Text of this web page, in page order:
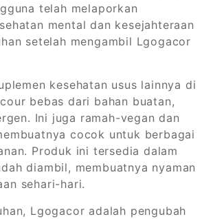
telah melaporkan
mental dan kesejahteraan
setelah mengambil Lgogacor
kesehatan usus lainnya di
bebas dari bahan buatan,
Ini juga ramah-vegan dan
cocok untuk berbagai
Produk ini tersedia dalam
diambil, membuatnya nyaman
sehari-hari.
Lgogacor adalah pengubah